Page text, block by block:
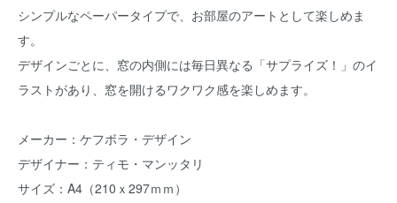
シンプルなペーパータイプで、お部屋のアートとして楽しめま
す。
デザインごとに、窓の内側には毎日異なる「サプライズ！」のイ
ラストがあり、窓を開けるワクワク感を楽しめます。
メーカー：ケフボラ・デザイン
デザイナー：ティモ・マンッタリ
サイズ：A4（210ｘ297ｍｍ）